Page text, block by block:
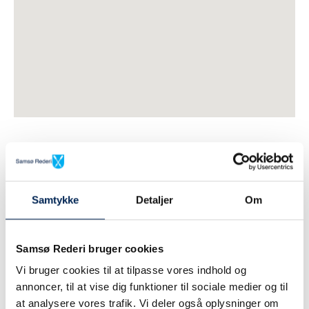
Samtykke Detaljer Om
Samsø Rederi bruger cookies
Vi bruger cookies til at tilpasse vores indhold og
annoncer, til at vise dig funktioner til sociale medier og til
at analysere vores trafik. Vi deler også oplysninger om